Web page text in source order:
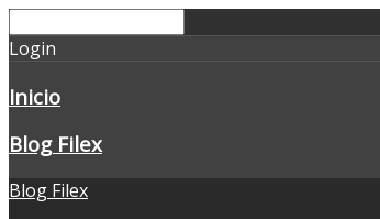
Login
Inicio
Blog Filex
Blog Filex